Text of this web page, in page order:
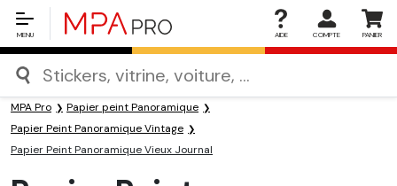
MENU AIDE COMPTE PANIER
MPA Pro
Papier peint Panoramique
Papier Peint Panoramique Vintage
Papier Peint Panoramique Vieux Journal